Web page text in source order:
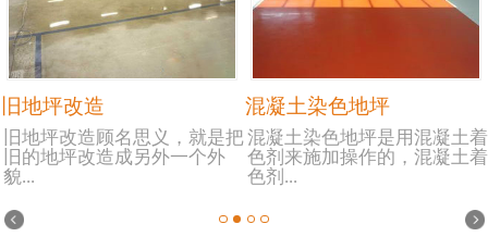
旧地坪改造
旧地坪改造顾名思义，就是把
旧的地坪改造成另外一个外
貌...
混凝土染色地坪
混凝土染色地坪是用混凝土着
色剂来施加操作的，混凝土着
色剂...